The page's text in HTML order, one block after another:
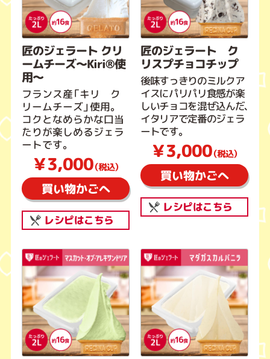
匠のジェラート クリ
ームチーズ～Kiri®使
用～
フランス産「キリ ク
リームチーズ」使用。
コクとなめらかな口当
たりが楽しめるジェラ
ートです。
￥3,000（税込）
買い物かごへ
レシピはこちら
匠のジェラート ク
リスプチョコチップ
後味すっきりのミルクア
イスにパリパリ食感が楽
しいチョコを混ぜ込んだ、
イタリアで定番のジェラ
ートです。
￥3,000（税込）
買い物かごへ
レシピはこちら